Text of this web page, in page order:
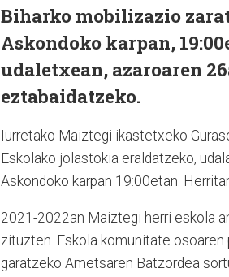
Biharko mobilizazio
Askondoko karpan,
udaletxean, azaroaren
eztabaidatzeko.
Iurretako Maiztegi ikastetxeko
Eskolako jolastokia eraldatzeko,
Askondoko karpan 19:00etan.
2021-2022an Maiztegi herri eskola
zituzten. Eskola komunitate
garatzeko Ametsaren Batzordea